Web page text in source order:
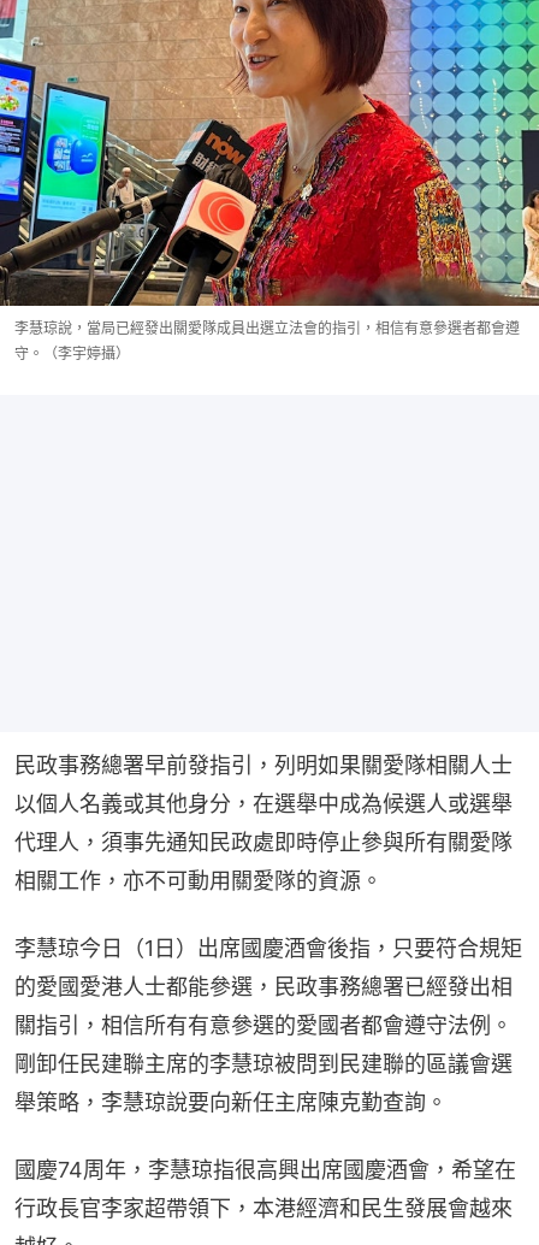
李慧琼說，當局已經發出關愛隊成員出選立法會的指引，相信有意參選者都會遵
守。（李宇婷攝）
民政事務總署早前發指引，列明如果關愛隊相關人士
以個人名義或其他身分，在選舉中成為候選人或選舉
代理人，須事先通知民政處即時停止參與所有關愛隊
相關工作，亦不可動用關愛隊的資源。
李慧琼今日（1日）出席國慶酒會後指，只要符合規矩
的愛國愛港人士都能參選，民政事務總署已經發出相
關指引，相信所有有意參選的愛國者都會遵守法例。
剛卸任民建聯主席的李慧琼被問到民建聯的區議會選
舉策略，李慧琼說要向新任主席陳克勤查詢。
國慶74周年，李慧琼指很高興出席國慶酒會，希望在
行政長官李家超帶領下，本港經濟和民生發展會越來